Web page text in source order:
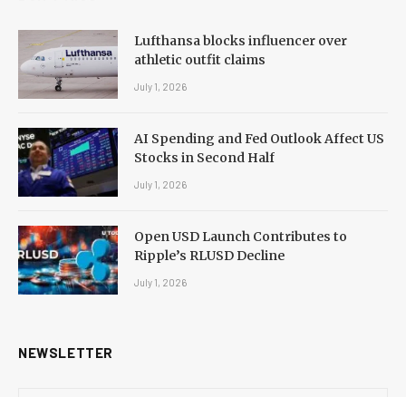
Lufthansa blocks influencer over
athletic outfit claims
July 1, 2026
AI Spending and Fed Outlook Affect US
Stocks in Second Half
July 1, 2026
Open USD Launch Contributes to
Ripple’s RLUSD Decline
July 1, 2026
NEWSLETTER